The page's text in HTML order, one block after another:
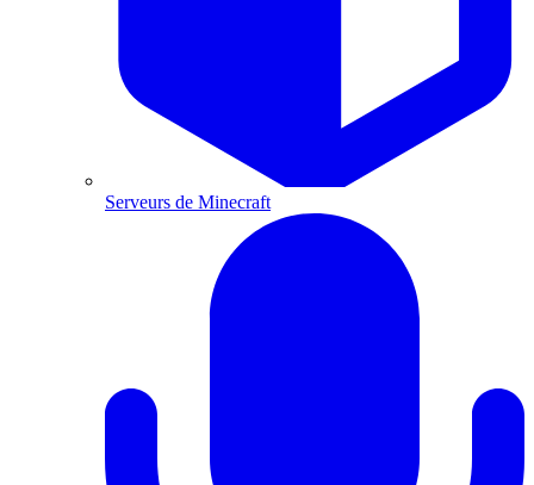
Serveurs de Minecraft